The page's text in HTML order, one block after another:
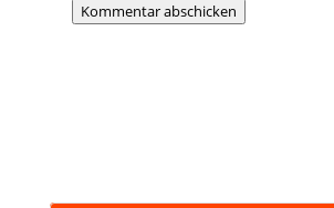
Kommentar abschicken